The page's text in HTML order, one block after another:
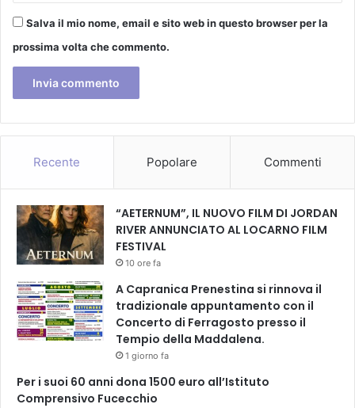
Salva il mio nome, email e sito web in questo browser per la
prossima volta che commento.
Recente Popolare Commenti
“AETERNUM”, IL NUOVO FILM DI JORDAN
RIVER ANNUNCIATO AL LOCARNO FILM
FESTIVAL
10 ore fa
A Capranica Prenestina si rinnova il
tradizionale appuntamento con il
Concerto di Ferragosto presso il
Tempio della Maddalena.
1 giorno fa
Per i suoi 60 anni dona 1500 euro all’Istituto
Comprensivo Fucecchio